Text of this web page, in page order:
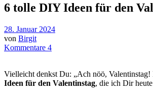
6 tolle DIY Ideen für den
28. Januar 2024
von Birgit
Kommentare 4
Vielleicht denkst Du: „Ach nöö,
Ideen für den Valentinstag, die ich Dir